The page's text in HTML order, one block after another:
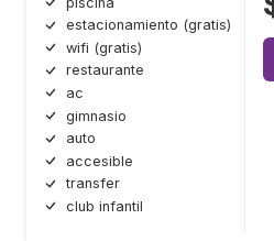
estacionamiento (gratis)
wifi (gratis)
restaurante
ac
gimnasio
auto
accesible
transfer
club infantil